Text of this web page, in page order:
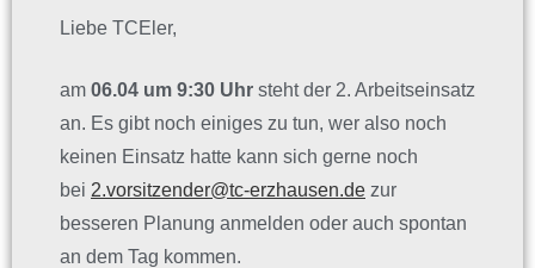
Liebe TCEler,
am 06.04 um 9:30 Uhr steht der 2. Arbeitseinsatz
an. Es gibt noch einiges zu tun, wer also noch
keinen Einsatz hatte kann sich gerne noch
bei 2.vorsitzender@tc-erzhausen.de zur
besseren Planung anmelden oder auch spontan
an dem Tag kommen.